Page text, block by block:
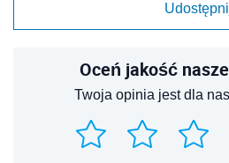
Oceń jakość
Twoja opinia jest dla